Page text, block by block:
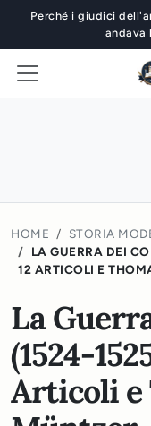
Perché i giudici
andava
HOME
STORIA
LA GUERRA DEI
12 ARTICOLI E
La
(1524-
Articoli e